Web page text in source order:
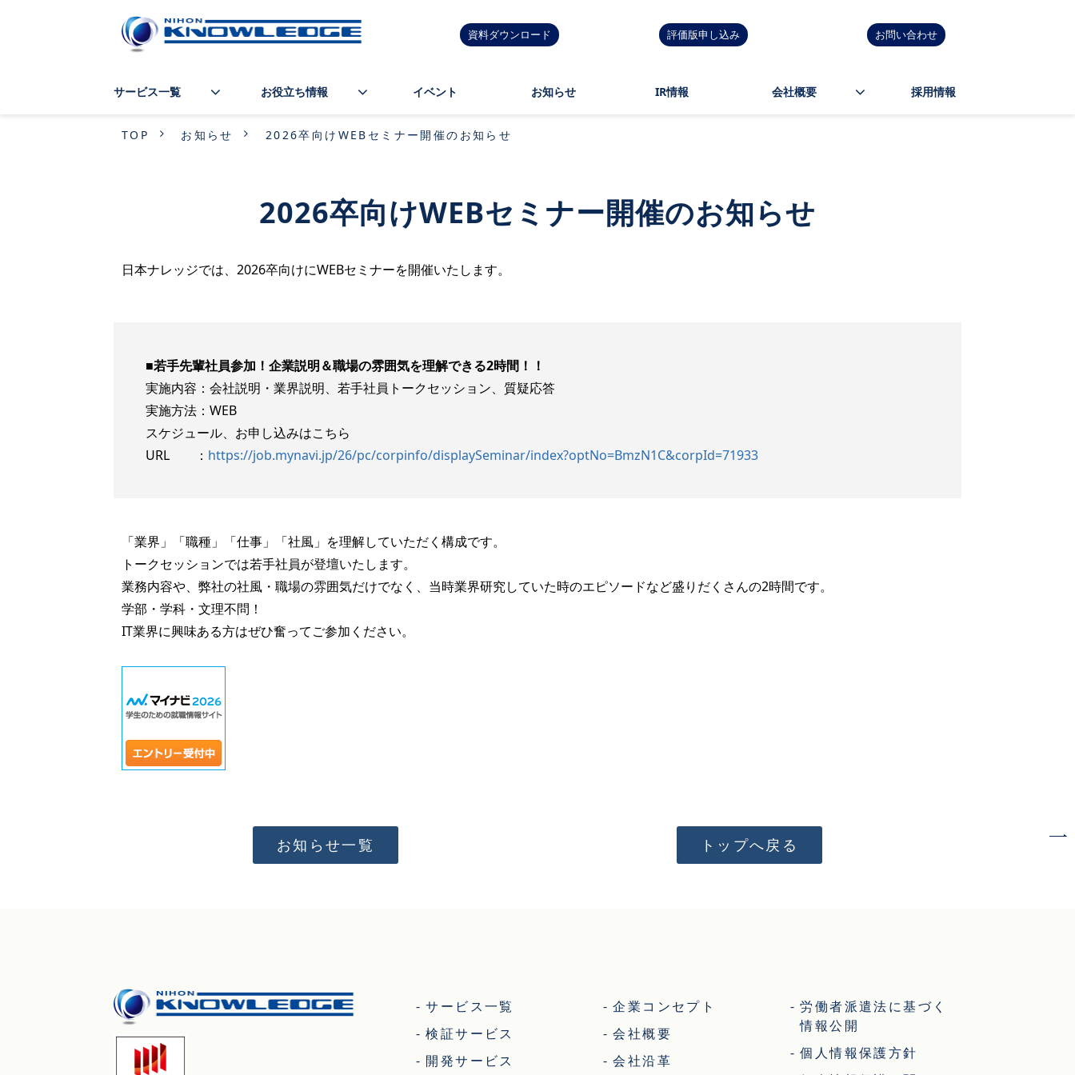
資料ダウンロード 評価版申し込み お問い合わせ
サービス一覧 お役立ち情報 イベント お知らせ IR情報 会社概要 採用情報
TOP お知らせ 2026卒向けWEBセミナー開催のお知らせ
2026卒向けWEBセミナー開催のお知らせ
日本ナレッジでは、2026卒向けにWEBセミナーを開催いたします。
■若手先輩社員参加！企業説明＆職場の雰囲気を理解できる2時間！！
実施内容：会社説明・業界説明、若手社員トークセッション、質疑応答
実施方法：WEB
スケジュール、お申し込みはこちら
URL ： https://job.mynavi.jp/26/pc/corpinfo/displaySeminar/index?optNo=BmzN1C&corpId=71933
「業界」「職種」「仕事」「社風」を理解していただく構成です。
トークセッションでは若手社員が登壇いたします。
業務内容や、弊社の社風・職場の雰囲気だけでなく、当時業界研究していた時のエピソードなど盛りだくさんの2時間です。
学部・学科・文理不問！
IT業界に興味ある方はぜひ奮ってご参加ください。
お知らせ一覧 トップへ戻る
サービス一覧
検証サービス
開発サービス
企業コンセプト
会社概要
会社沿革
労働者派遣法に基づく
情報公開
個人情報保護方針